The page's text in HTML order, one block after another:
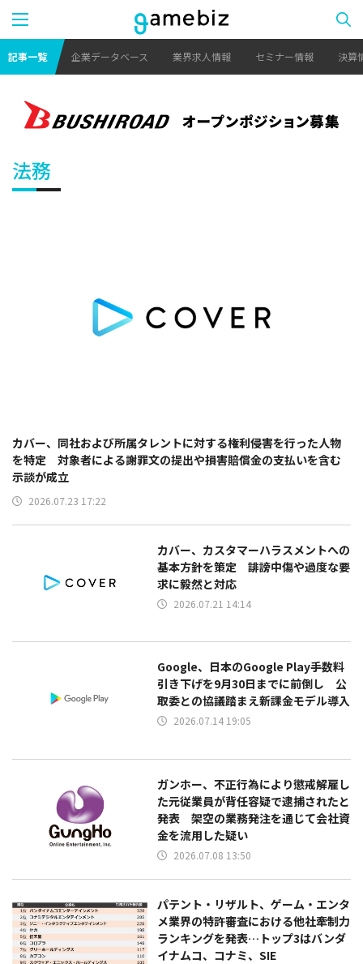
記事一覧 企業データベース 業界求人情報 セミナー情報 決算
法務
カバー、同社および所属タレントに対する権利侵害を行った人物
を特定 対象者による謝罪文の提出や損害賠償金の支払いを含む
示談が成立
2026.07.23 17:22
カバー、カスタマーハラスメントへの
基本方針を策定 誹謗中傷や過度な要
求に毅然と対応
2026.07.21 14:14
Google、日本のGoogle Play手数料
引き下げを9月30日までに前倒し 公
取委との協議踏まえ新課金モデル導入
2026.07.14 19:05
ガンホー、不正行為により懲戒解雇し
た元従業員が背任容疑で逮捕されたと
発表 架空の業務発注を通じて会社資
金を流用した疑い
2026.07.08 13:50
パテント・リザルト、ゲーム・エンタ
メ業界の特許審査における他社牽制力
ランキングを発表…トップ3はバンダ
イナムコ、コナミ、SIE